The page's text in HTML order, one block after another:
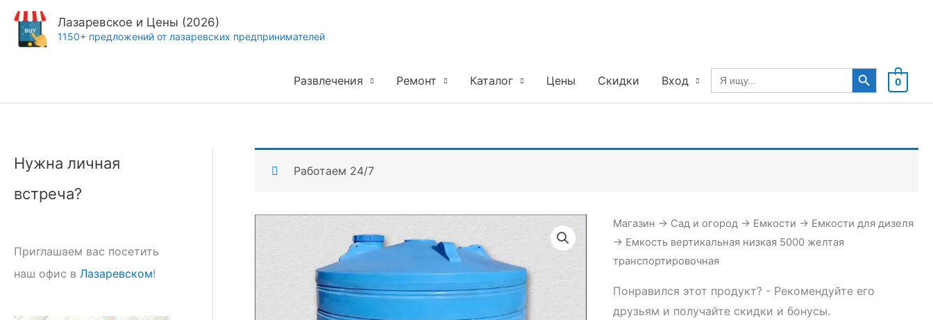
Перейти
содержимому
Лазаревское и Цены (2026)
1150+ предложений от лазаревских предпринимателей
Развлечения Ремонт Каталог Цены Скидки Вход
Search
for:
Search Button
0
Нужна личная
встреча?
Приглашаем вас посетить
наш офис в Лазаревском!
Работаем 24/7
Магазин → Сад и огород → Емкости → Емкости для дизеля
→ Емкость вертикальная низкая 5000 желтая
транспортировочная
Понравился этот продукт? - Рекомендуйте его
друзьям и получайте скидки и бонусы.